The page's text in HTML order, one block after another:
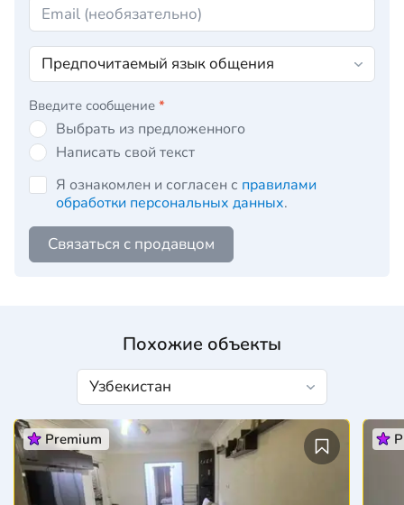
Введите сообщение *
Выбрать из предложенного
Написать свой текст
Я ознакомлен и согласен с правилами
обработки персональных данных.
Связаться с продавцом
Похожие объекты
Premium